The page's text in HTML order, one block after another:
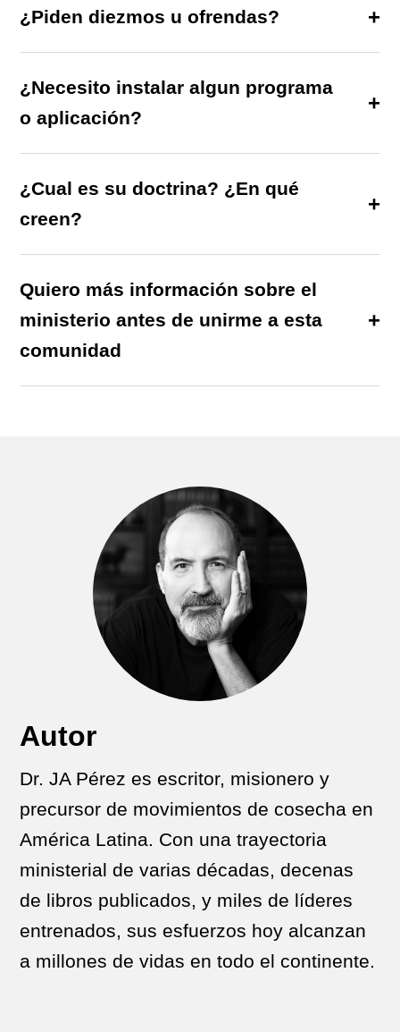
¿Piden diezmos u ofrendas?
¿Necesito instalar algun programa
o aplicación?
¿Cual es su doctrina? ¿En qué
creen?
Quiero más información sobre el
ministerio antes de unirme a esta
comunidad
Autor
Dr. JA Pérez es escritor, misionero y
precursor de movimientos de cosecha en
América Latina. Con una trayectoria
ministerial de varias décadas, decenas
de libros publicados, y miles de líderes
entrenados, sus esfuerzos hoy alcanzan
a millones de vidas en todo el continente.